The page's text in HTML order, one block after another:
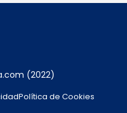
(2022)
Política de Cookies